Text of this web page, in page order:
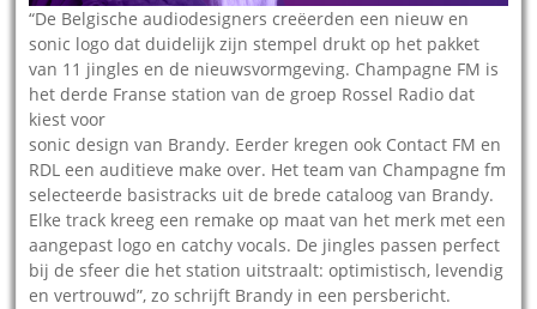
“De Belgische audiodesigners creëerden een nieuw en
sonic logo dat duidelijk zijn stempel drukt op het pakket
van 11 jingles en de nieuwsvormgeving. Champagne FM is
het derde Franse station van de groep Rossel Radio dat
kiest voor
sonic design van Brandy. Eerder kregen ook Contact FM en
RDL een auditieve make over. Het team van Champagne fm
selecteerde basistracks uit de brede cataloog van Brandy.
Elke track kreeg een remake op maat van het merk met een
aangepast logo en catchy vocals. De jingles passen perfect
bij de sfeer die het station uitstraalt: optimistisch, levendig
en vertrouwd”, zo schrijft Brandy in een persbericht.